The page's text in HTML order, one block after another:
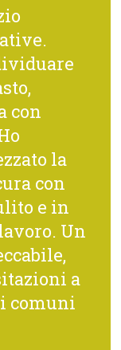
con
la
con
e in
Un
a
comuni